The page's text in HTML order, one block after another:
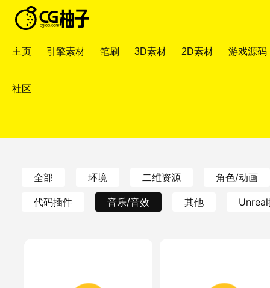
主页 引擎素材 笔刷 3D素材 2D素材 游戏源码
社区
全部 环境 二维资源 角色/动画
代码插件 音乐/音效 其他